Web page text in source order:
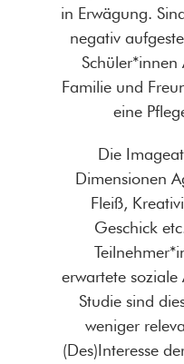
in Erwägung.
negativ
Familie und
eine
Die
Dimensionen
Fleiß,
Geschick
erwartete
Studie sind
weniger
(Des)Interesse